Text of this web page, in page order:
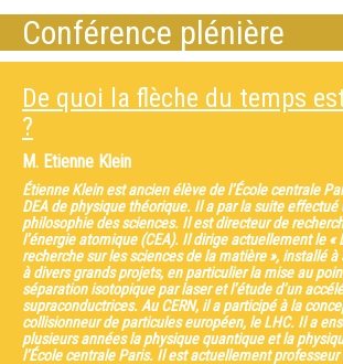
Conférence plénière
De quoi la flèche du temps
?
M. Etienne Klein
Étienne Klein est ancien élève de l’École centrale
DEA de physique théorique. Il a par la suite effectué
philosophie des sciences. Il est directeur de
l’énergie atomique (CEA). Il dirige actuellement le «
recherche sur les sciences de la matière », installé à
à divers grands projets, en particulier la mise au
séparation isotopique par laser et l’étude d’un
supraconductrices. Au CERN, il a participé à la
collisionneur de particules européen, le LHC. Il a
plusieurs années la physique quantique et la
l’École centrale Paris. Il est actuellement